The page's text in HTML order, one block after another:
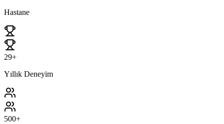
Hastane
29+
Yıllık Deneyim
500+